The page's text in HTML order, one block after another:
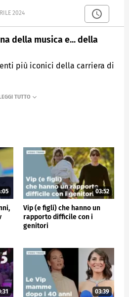
2024
della musica e... della
più iconici della carriera di
03:52
Vip (e figli) che hanno un
rapporto difficile con i
genitori
03:39